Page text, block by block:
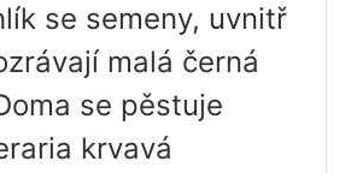
se semeny, uvnitř
malá černá
se pěstuje
krvavá